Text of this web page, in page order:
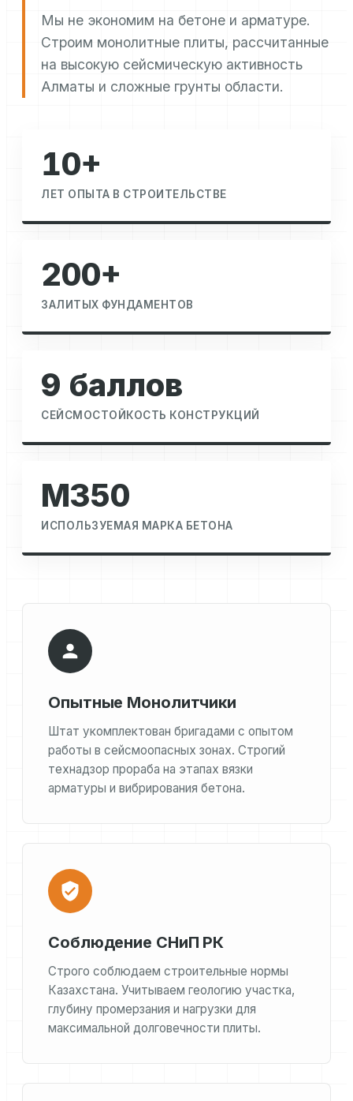
Мы не экономим на бетоне и арматуре.
Строим монолитные плиты, рассчитанные
на высокую сейсмическую активность
Алматы и сложные грунты области.
10+
ЛЕТ ОПЫТА В СТРОИТЕЛЬСТВЕ
200+
ЗАЛИТЫХ ФУНДАМЕНТОВ
9 баллов
СЕЙСМОСТОЙКОСТЬ КОНСТРУКЦИЙ
М350
ИСПОЛЬЗУЕМАЯ МАРКА БЕТОНА
Опытные Монолитчики
Штат укомплектован бригадами с опытом
работы в сейсмоопасных зонах. Строгий
технадзор прораба на этапах вязки
арматуры и вибрирования бетона.
Соблюдение СНиП РК
Строго соблюдаем строительные нормы
Казахстана. Учитываем геологию участка,
глубину промерзания и нагрузки для
максимальной долговечности плиты.